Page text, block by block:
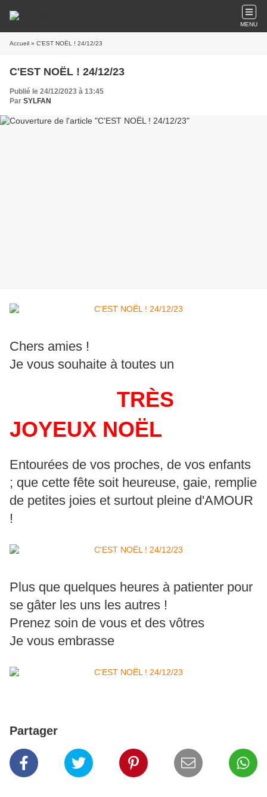
MENU
Accueil » C'EST NOËL ! 24/12/23
C'EST NOËL ! 24/12/23
Publié le 24/12/2023 à 13:45
Par SYLFAN
Chers amies !
Je vous souhaite à toutes un
TRÈS
JOYEUX NOËL
Entourées de vos proches, de vos enfants
; que cette fête soit heureuse, gaie, remplie
de petites joies et surtout pleine d'AMOUR
!
Plus que quelques heures à patienter pour
se gâter les uns les autres !
Prenez soin de vous et des vôtres
Je vous embrasse
Partager